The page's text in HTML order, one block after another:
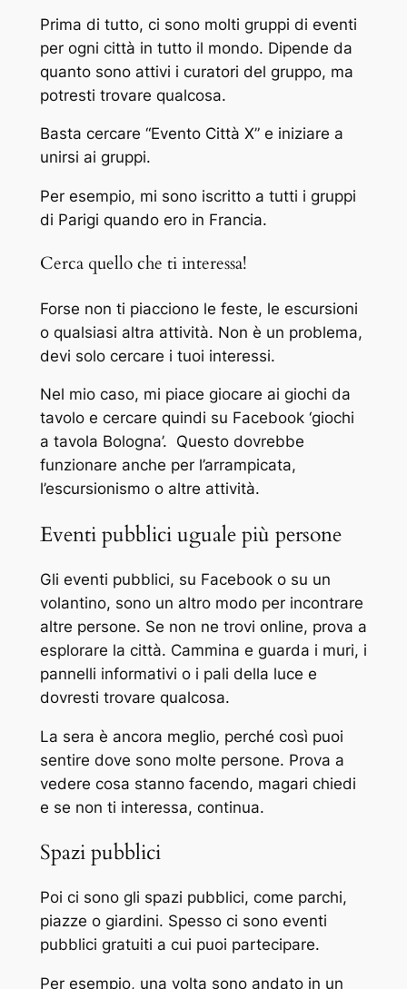
Prima di tutto, ci sono molti gruppi di eventi
per ogni città in tutto il mondo. Dipende da
quanto sono attivi i curatori del gruppo, ma
potresti trovare qualcosa.
Basta cercare “Evento Città X” e iniziare a
unirsi ai gruppi.
Per esempio, mi sono iscritto a tutti i gruppi
di Parigi quando ero in Francia.
Cerca quello che ti interessa!
Forse non ti piacciono le feste, le escursioni
o qualsiasi altra attività. Non è un problema,
devi solo cercare i tuoi interessi.
Nel mio caso, mi piace giocare ai giochi da
tavolo e cercare quindi su Facebook ‘giochi
a tavola Bologna’. Questo dovrebbe
funzionare anche per l’arrampicata,
l’escursionismo o altre attività.
Eventi pubblici uguale più persone
Gli eventi pubblici, su Facebook o su un
volantino, sono un altro modo per incontrare
altre persone. Se non ne trovi online, prova a
esplorare la città. Cammina e guarda i muri, i
pannelli informativi o i pali della luce e
dovresti trovare qualcosa.
La sera è ancora meglio, perché così puoi
sentire dove sono molte persone. Prova a
vedere cosa stanno facendo, magari chiedi
e se non ti interessa, continua.
Spazi pubblici
Poi ci sono gli spazi pubblici, come parchi,
piazze o giardini. Spesso ci sono eventi
pubblici gratuiti a cui puoi partecipare.
Per esempio, una volta sono andato in un